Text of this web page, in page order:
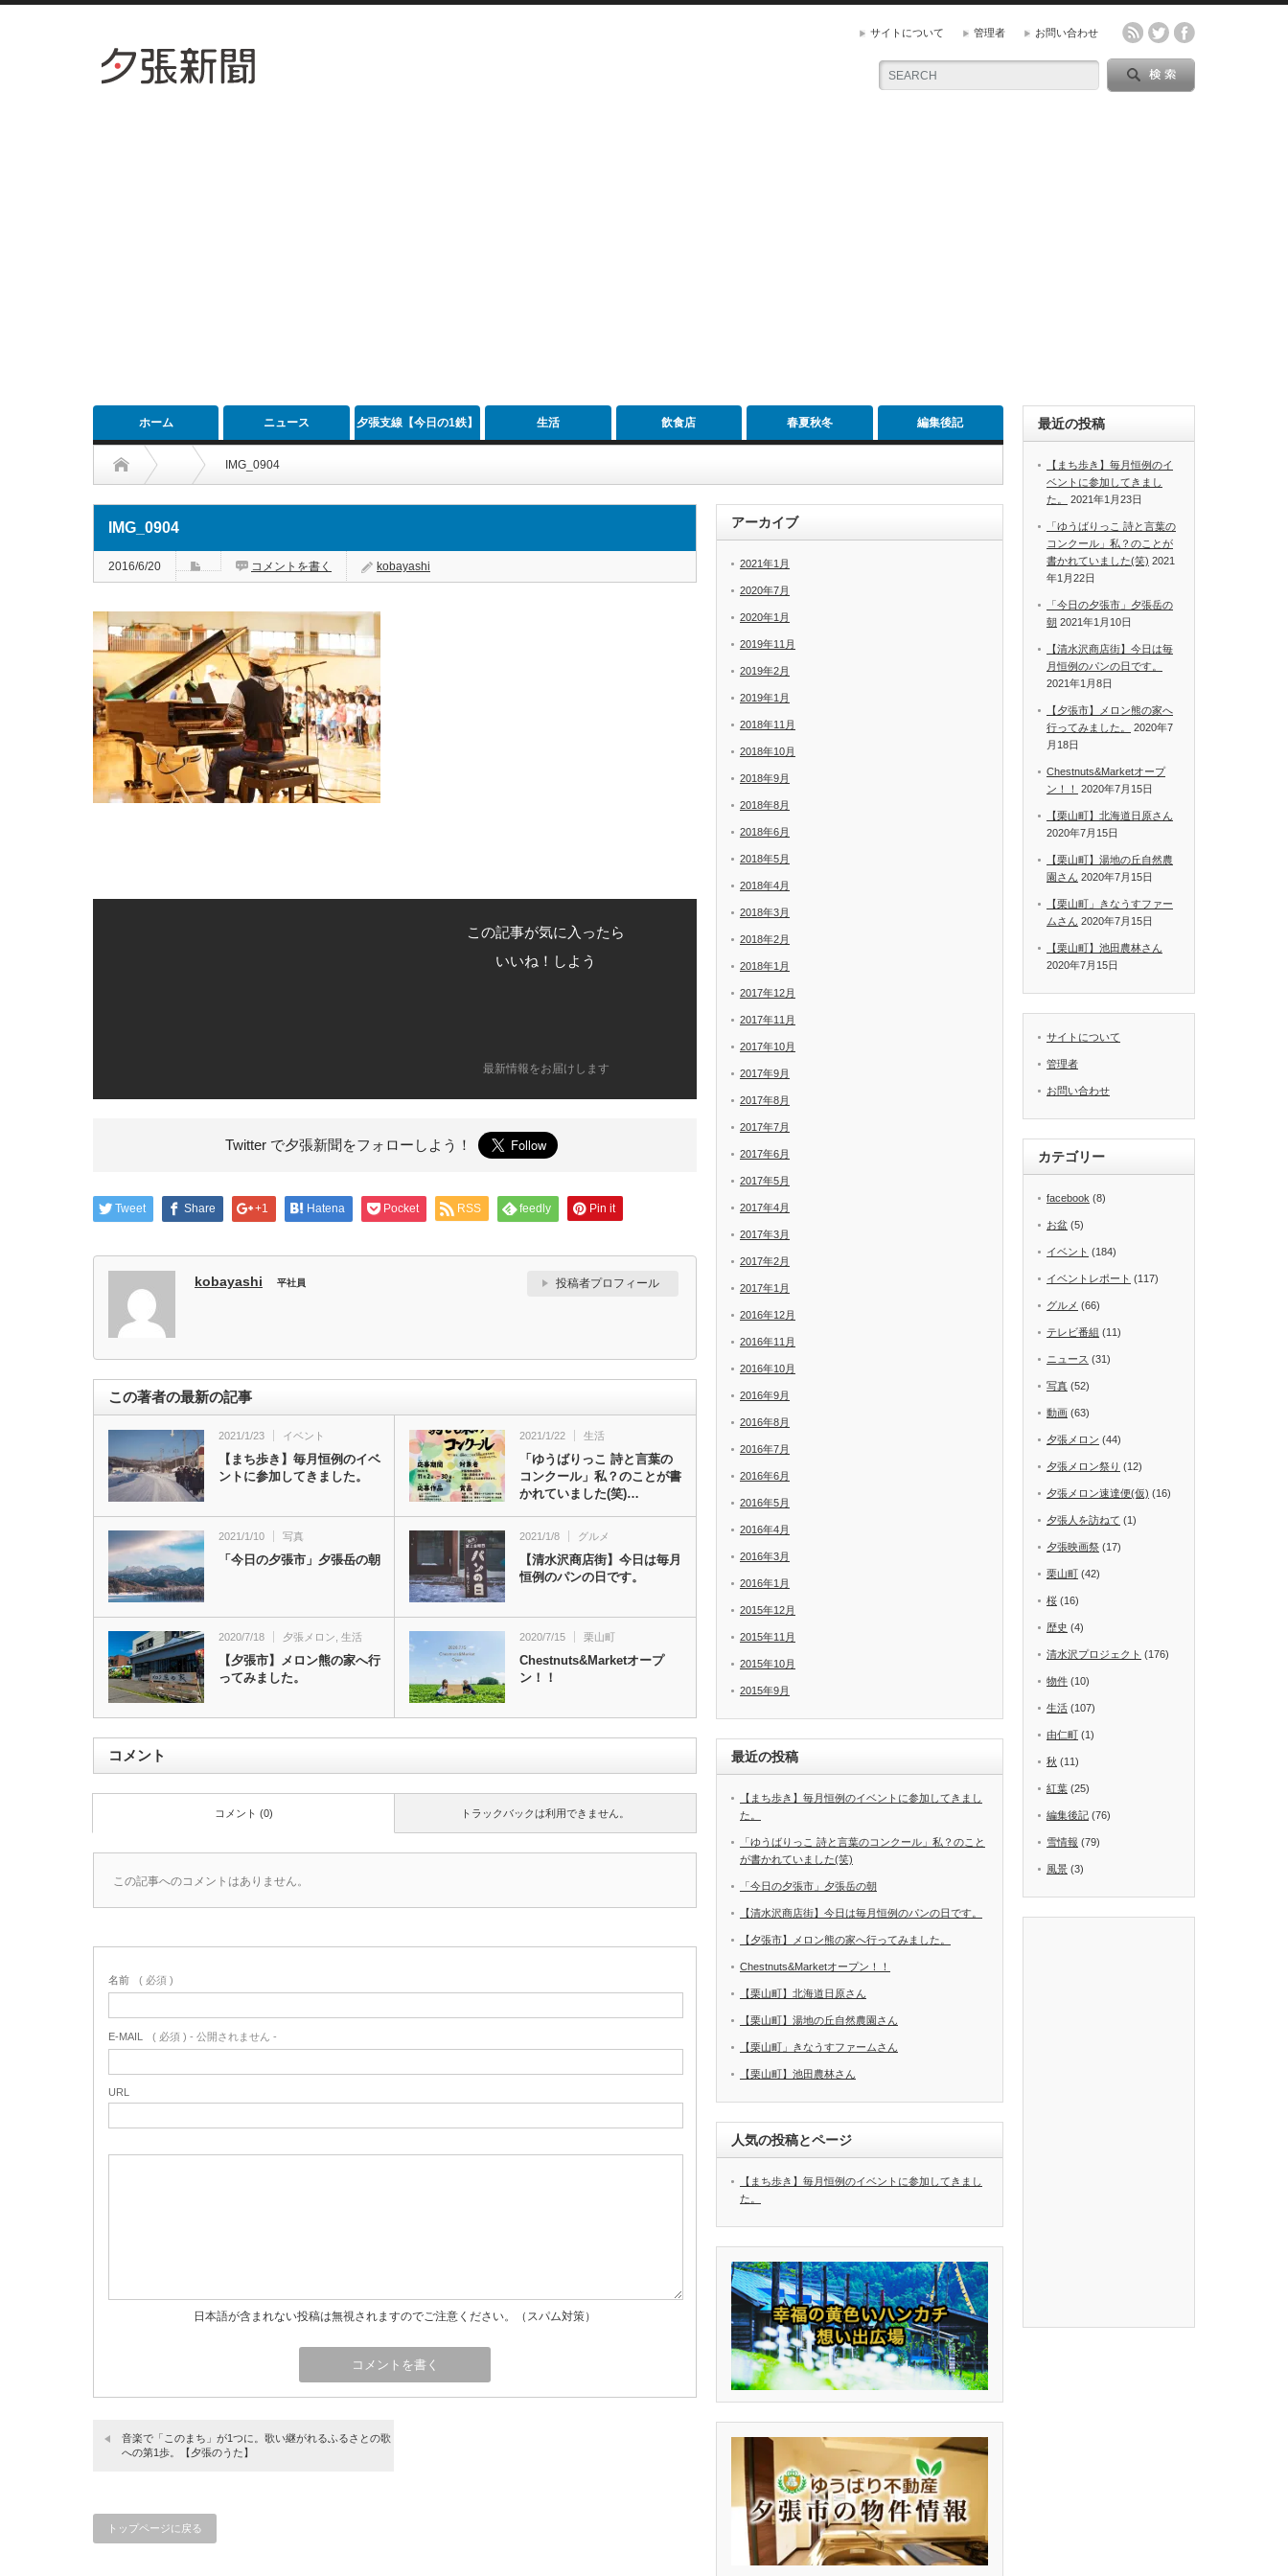
サイトについて 管理者 お問い合わせ
ホーム ニュース 夕張支線【今日の1鉄】 生活 飲食店 春夏秋冬 編集後記
IMG_0904
IMG_0904
2016/6/20 コメントを書く kobayashi
この記事が気に入ったら
いいね！しよう
最新情報をお届けします
Twitter で夕張新聞をフォローしよう！
Tweet Share +1 Hatena Pocket RSS feedly Pin it
kobayashi 平社員 投稿者プロフィール
この著者の最新の記事
2021/1/23 イベント
【まち歩き】毎月恒例のイベ
ントに参加してきました。
2021/1/22 生活
「ゆうばりっこ 詩と言葉の
コンクール」私？のことが書
かれていました(笑)…
2021/1/10 写真
「今日の夕張市」夕張岳の朝
2021/1/8 グルメ
【清水沢商店街】今日は毎月
恒例のパンの日です。
2020/7/18 夕張メロン 生活
【夕張市】メロン熊の家へ行
ってみました。
2020/7/15 栗山町
Chestnuts&Marketオープ
ン！！
コメント
トラックバックは利用できません。
コメント (0)
この記事へのコメントはありません。
名前 ( 必須 )
E-MAIL ( 必須 ) - 公開されません -
URL
日本語が含まれない投稿は無視されますのでご注意ください。（スパム対策）
音楽で「このまち」が1つに。歌い継がれるふるさとの歌
への第1歩。【夕張のうた】
トップページに戻る
アーカイブ
2021年1月
2020年7月
2020年1月
2019年11月
2019年2月
2019年1月
2018年11月
2018年10月
2018年9月
2018年8月
2018年6月
2018年5月
2018年4月
2018年3月
2018年2月
2018年1月
2017年12月
2017年11月
2017年10月
2017年9月
2017年8月
2017年7月
2017年6月
2017年5月
2017年4月
2017年3月
2017年2月
2017年1月
2016年12月
2016年11月
2016年10月
2016年9月
2016年8月
2016年7月
2016年6月
2016年5月
2016年4月
2016年3月
2016年1月
2015年12月
2015年11月
2015年10月
2015年9月
最近の投稿
【まち歩き】毎月恒例のイベントに参加してきまし
た。
「ゆうばりっこ 詩と言葉のコンクール」私？のこと
が書かれていました(笑)
「今日の夕張市」夕張岳の朝
【清水沢商店街】今日は毎月恒例のパンの日です。
【夕張市】メロン熊の家へ行ってみました。
Chestnuts&Marketオープン！！
【栗山町】北海道日原さん
【栗山町】湯地の丘自然農園さん
【栗山町」きなうすファームさん
【栗山町】池田農林さん
人気の投稿とページ
【まち歩き】毎月恒例のイベントに参加してきまし
た。
最近の投稿
【まち歩き】毎月恒例のイ
ベントに参加してきまし
た。
2021年1月23日
「ゆうばりっこ 詩と言葉の
コンクール」私？のことが
書かれていました(笑) 2021
年1月22日
「今日の夕張市」夕張岳の
朝 2021年1月10日
【清水沢商店街】今日は毎
月恒例のパンの日です。
2021年1月8日
【夕張市】メロン熊の家へ
行ってみました。
2020年7
月18日
Chestnuts&Marketオープ
ン！！
2020年7月15日
【栗山町】北海道日原さん
2020年7月15日
【栗山町】湯地の丘自然農
園さん 2020年7月15日
【栗山町」きなうすファー
ムさん 2020年7月15日
【栗山町】池田農林さん
2020年7月15日
サイトについて
管理者
お問い合わせ
カテゴリー
facebook (8)
お盆 (5)
イベント (184)
イベントレポート (117)
グルメ (66)
テレビ番組 (11)
ニュース (31)
写真 (52)
動画 (63)
夕張メロン (44)
夕張メロン祭り (12)
夕張メロン速達便(仮) (16)
夕張人を訪ねて (1)
夕張映画祭 (17)
栗山町 (42)
桜 (16)
歴史 (4)
清水沢プロジェクト (176)
物件 (10)
生活 (107)
由仁町 (1)
秋 (11)
紅葉 (25)
編集後記 (76)
雪情報 (79)
風景 (3)